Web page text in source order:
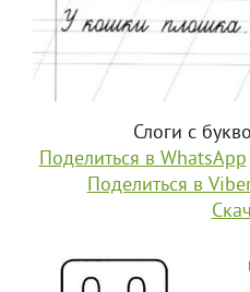
Слоги с
Поделиться в WhatsApp
Поделиться в